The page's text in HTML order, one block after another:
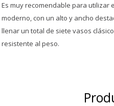
Es muy recomendable para utilizar
moderno, con un alto y ancho
llenar un total de siete vasos
resistente al peso.